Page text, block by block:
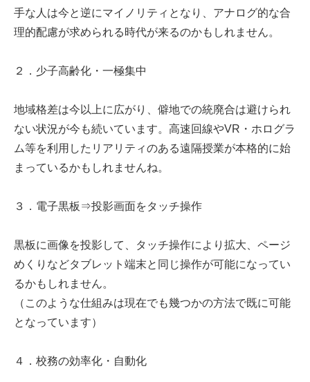
手な人は今と逆にマイノリティとなり、アナログ的な合
理的配慮が求められる時代が来るのかもしれません。
２．少子高齢化・一極集中
地域格差は今以上に広がり、僻地での統廃合は避けられ
ない状況が今も続いています。高速回線やVR・ホログラ
ム等を利用したリアリティのある遠隔授業が本格的に始
まっているかもしれませんね。
３．電子黒板⇒投影画面をタッチ操作
黒板に画像を投影して、タッチ操作により拡大、ページ
めくりなどタブレット端末と同じ操作が可能になってい
るかもしれません。
（このような仕組みは現在でも幾つかの方法で既に可能
となっています）
４．校務の効率化・自動化